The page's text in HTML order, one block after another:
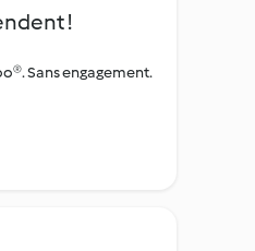
!
Sans engagement.